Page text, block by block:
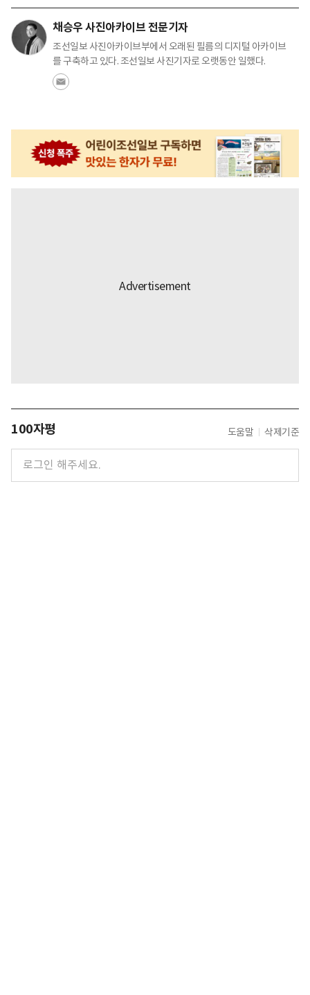
채승우 사진아카이브 전문기자
조선일보 사진아카이브부에서 오래된 필름의 디지털 아카이브
를 구축하고 있다. 조선일보 사진기자로 오랫동안 일했다.
100자평 도움말 삭제기준